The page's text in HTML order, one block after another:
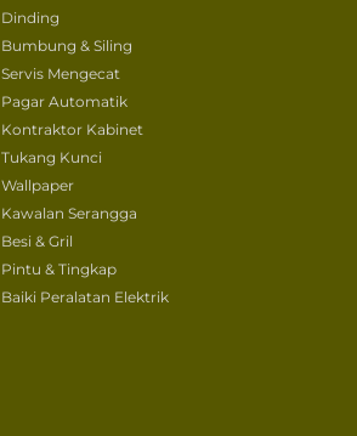
Dinding
Bumbung & Siling
Servis Mengecat
Pagar Automatik
Kontraktor Kabinet
Tukang Kunci
Wallpaper
Kawalan Serangga
Besi & Gril
Pintu & Tingkap
Baiki Peralatan Elektrik